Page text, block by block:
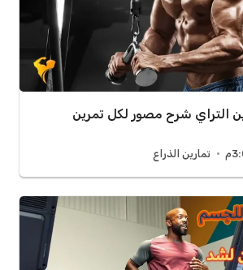
التراي شرح مصور لكل تمرين
تمارين الذراع